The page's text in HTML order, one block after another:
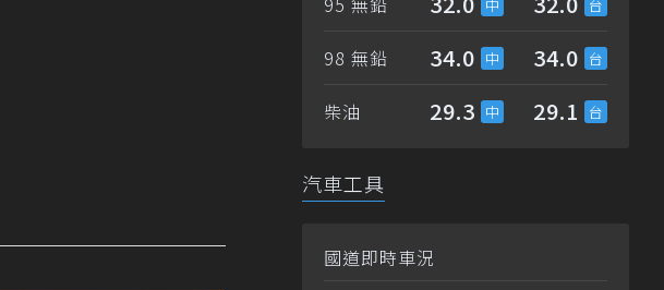
98 無鉛 34.0 34.0
柴油 29.3 29.1
汽車工具
國道即時車況